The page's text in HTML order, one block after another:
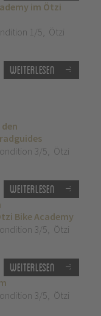
im Ötzi
1/5, Ötzi
Weiterlesen
3/5, Ötzi
Weiterlesen
Bike Academy
3/5, Ötzi
Weiterlesen
3/5, Ötzi